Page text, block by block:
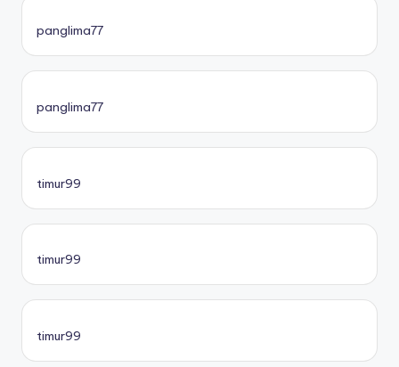
panglima77
panglima77
timur99
timur99
timur99